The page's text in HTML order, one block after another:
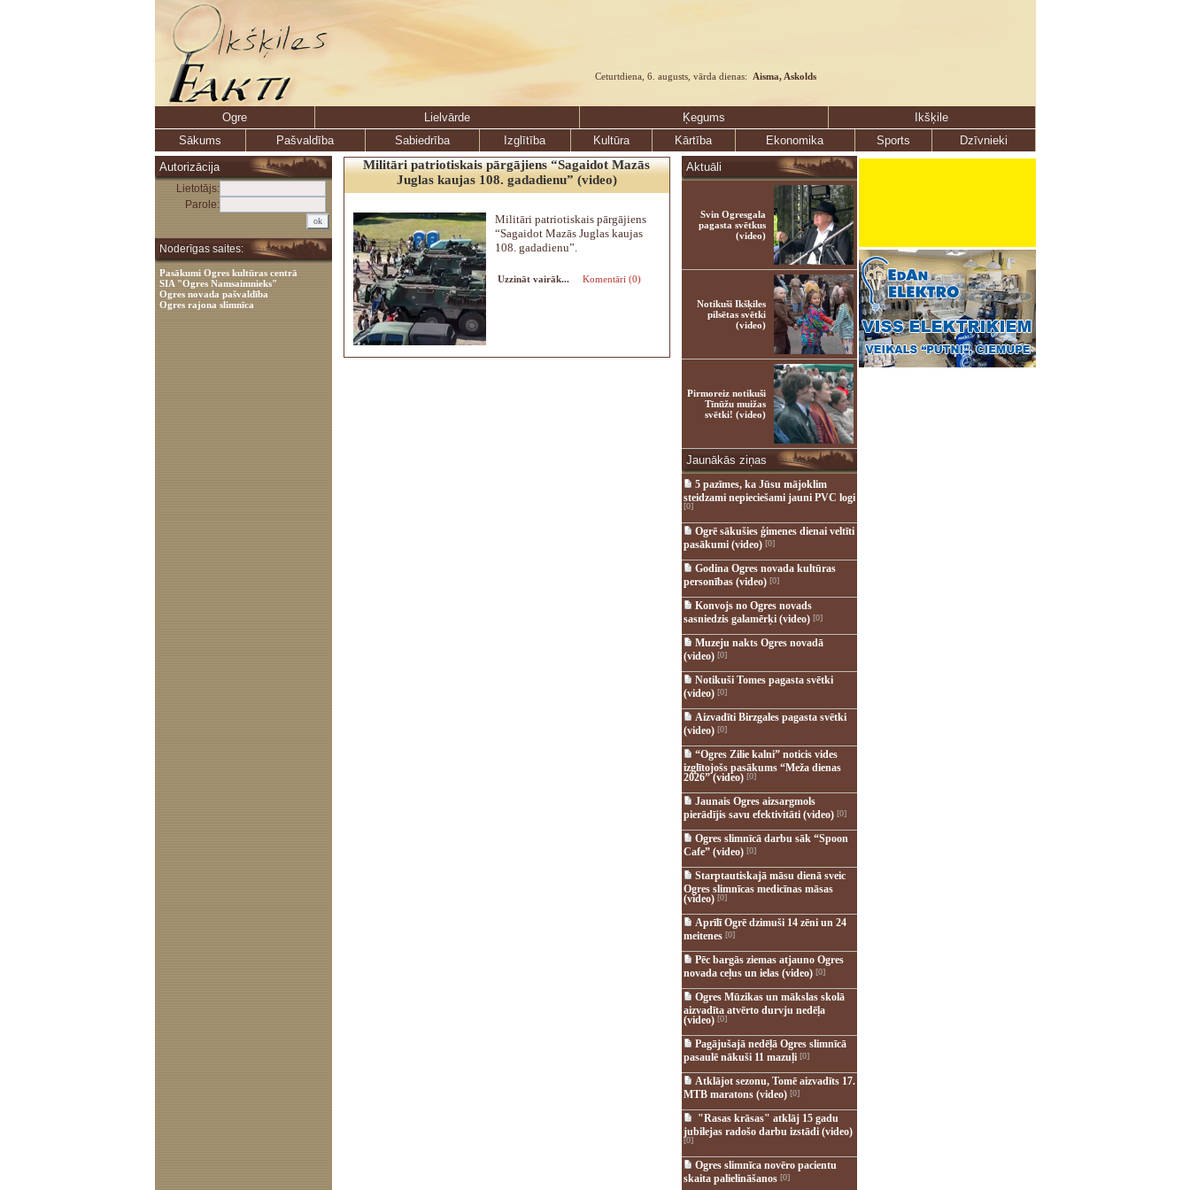
Ceturtdiena, 6. augusts, vārda dienas: Aisma, Askolds
Ogre Lielvārde Ķegums
Ikšķile
Sākums
Pašvaldība Sabiedrība Izglītība Kultūra Kārtība Ekonomika Sports
Dzīvnieki
Autorizācija
Lietotājs:
Parole:
Noderīgas saites:
Pasākumi Ogres kultūras centrā
SIA "Ogres Namsaimnieks"
Ogres novada pašvaldība
Ogres rajona slimnīca
Militāri patriotiskais pārgājiens “Sagaidot Mazās
Juglas kaujas 108. gadadienu” (video)
Militāri patriotiskais pārgājiens
“Sagaidot Mazās Juglas kaujas
108. gadadienu”.
Uzzināt vairāk... Komentāri (0)
Aktuāli
Svin Ogresgala
pagasta svētkus
(video)
Notikuši Ikšķiles
pilsētas svētki
(video)
Pirmoreiz notikuši
Tīnūžu muižas
svētki! (video)
Jaunākās ziņas
5 pazīmes, ka Jūsu mājoklim
steidzami nepieciešami jauni PVC logi
[0]
Ogrē sākušies ģimenes dienai veltīti
pasākumi (video)[0]
Godina Ogres novada kultūras
personības (video)[0]
Konvojs no Ogres novads
sasniedzis galamērķi (video)[0]
Muzeju nakts Ogres novadā
(video)[0]
Notikuši Tomes pagasta svētki
(video)[0]
Aizvadīti Birzgales pagasta svētki
(video)[0]
“Ogres Zilie kalni” noticis vides
izglītojošs pasākums “Meža dienas
2026” (video)[0]
Jaunais Ogres aizsargmols
pierādījis savu efektivitāti (video)[0]
Ogres slimnīcā darbu sāk “Spoon
Cafe” (video)[0]
Starptautiskajā māsu dienā sveic
Ogres slimnīcas medicīnas māsas
(video)[0]
Aprīlī Ogrē dzimuši 14 zēni un 24
meitenes [0]
Pēc bargās ziemas atjauno Ogres
novada ceļus un ielas (video)[0]
Ogres Mūzikas un mākslas skolā
aizvadīta atvērto durvju nedēļa
(video)[0]
Pagājušajā nedēļā Ogres slimnīcā
pasaulē nākuši 11 mazuļi[0]
Atklājot sezonu, Tomē aizvadīts 17.
MTB maratons (video)[0]
"Rasas krāsas" atklāj 15 gadu
jubilejas radošo darbu izstādi (video)
[0]
Ogres slimnīca novēro pacientu
skaita palielināšanos [0]